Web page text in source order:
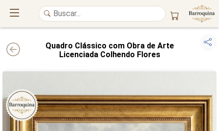
Quadro Clássico com Obra de Arte
Licenciada Colhendo Flores